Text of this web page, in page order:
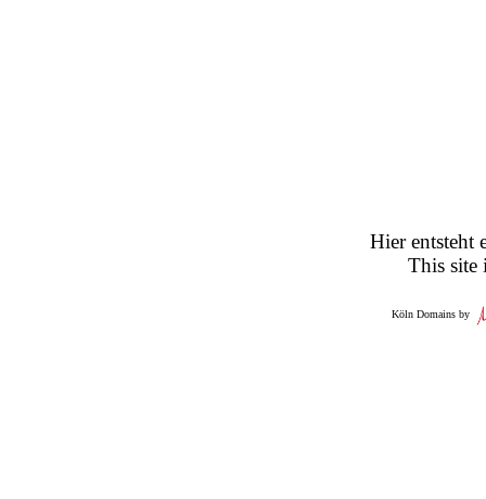
Hier entsteht
This site
Köln Domains by